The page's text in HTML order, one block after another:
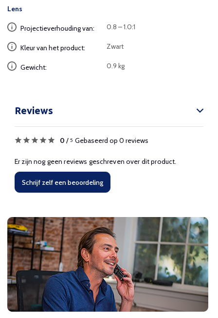
Lens
Projectieverhouding van: 0.8 – 1.0:1
Kleur van het product: Zwart
Gewicht: 0.9 kg
Reviews
0 / 5 Gebaseerd op 0 reviews
Er zijn nog geen reviews geschreven over dit product.
Schrijf zelf een beoordeling